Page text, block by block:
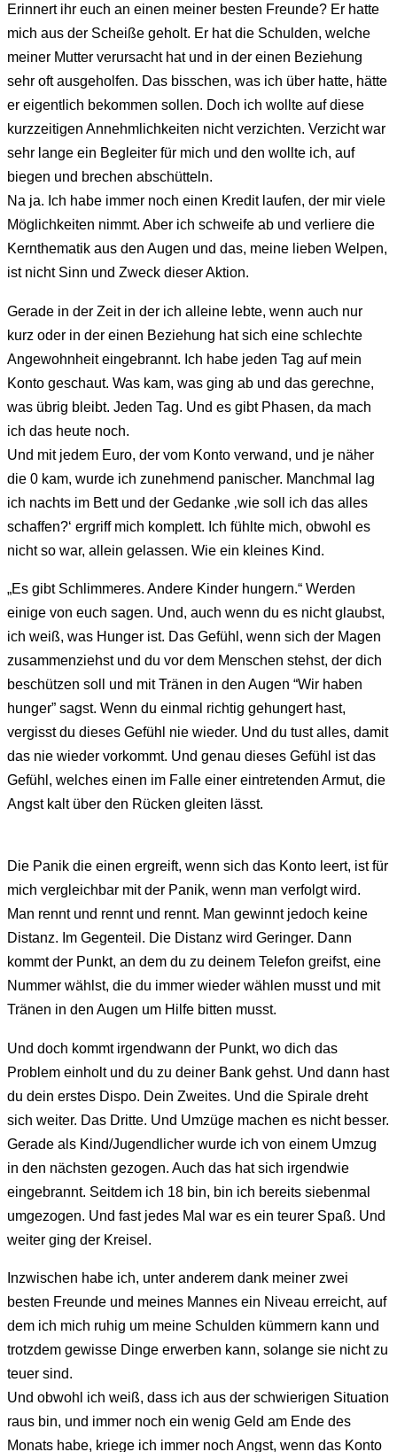
Erinnert ihr euch an einen meiner besten Freunde? Er hatte
mich aus der Scheiße geholt. Er hat die Schulden, welche
meiner Mutter verursacht hat und in der einen Beziehung
sehr oft ausgeholfen. Das bisschen, was ich über hatte, hätte
er eigentlich bekommen sollen. Doch ich wollte auf diese
kurzzeitigen Annehmlichkeiten nicht verzichten. Verzicht war
sehr lange ein Begleiter für mich und den wollte ich, auf
biegen und brechen abschütteln.
Na ja. Ich habe immer noch einen Kredit laufen, der mir viele
Möglichkeiten nimmt. Aber ich schweife ab und verliere die
Kernthematik aus den Augen und das, meine lieben Welpen,
ist nicht Sinn und Zweck dieser Aktion.
Gerade in der Zeit in der ich alleine lebte, wenn auch nur
kurz oder in der einen Beziehung hat sich eine schlechte
Angewohnheit eingebrannt. Ich habe jeden Tag auf mein
Konto geschaut. Was kam, was ging ab und das gerechne,
was übrig bleibt. Jeden Tag. Und es gibt Phasen, da mach
ich das heute noch.
Und mit jedem Euro, der vom Konto verwand, und je näher
die 0 kam, wurde ich zunehmend panischer. Manchmal lag
ich nachts im Bett und der Gedanke ‚wie soll ich das alles
schaffen?‘ ergriff mich komplett. Ich fühlte mich, obwohl es
nicht so war, allein gelassen. Wie ein kleines Kind.
„Es gibt Schlimmeres. Andere Kinder hungern.“ Werden
einige von euch sagen. Und, auch wenn du es nicht glaubst,
ich weiß, was Hunger ist. Das Gefühl, wenn sich der Magen
zusammenziehst und du vor dem Menschen stehst, der dich
beschützen soll und mit Tränen in den Augen “Wir haben
hunger” sagst. Wenn du einmal richtig gehungert hast,
vergisst du dieses Gefühl nie wieder. Und du tust alles, damit
das nie wieder vorkommt. Und genau dieses Gefühl ist das
Gefühl, welches einen im Falle einer eintretenden Armut, die
Angst kalt über den Rücken gleiten lässt.
Die Panik die einen ergreift, wenn sich das Konto leert, ist für
mich vergleichbar mit der Panik, wenn man verfolgt wird.
Man rennt und rennt und rennt. Man gewinnt jedoch keine
Distanz. Im Gegenteil. Die Distanz wird Geringer. Dann
kommt der Punkt, an dem du zu deinem Telefon greifst, eine
Nummer wählst, die du immer wieder wählen musst und mit
Tränen in den Augen um Hilfe bitten musst.
Und doch kommt irgendwann der Punkt, wo dich das
Problem einholt und du zu deiner Bank gehst. Und dann hast
du dein erstes Dispo. Dein Zweites. Und die Spirale dreht
sich weiter. Das Dritte. Und Umzüge machen es nicht besser.
Gerade als Kind/Jugendlicher wurde ich von einem Umzug
in den nächsten gezogen. Auch das hat sich irgendwie
eingebrannt. Seitdem ich 18 bin, bin ich bereits siebenmal
umgezogen. Und fast jedes Mal war es ein teurer Spaß. Und
weiter ging der Kreisel.
Inzwischen habe ich, unter anderem dank meiner zwei
besten Freunde und meines Mannes ein Niveau erreicht, auf
dem ich mich ruhig um meine Schulden kümmern kann und
trotzdem gewisse Dinge erwerben kann, solange sie nicht zu
teuer sind.
Und obwohl ich weiß, dass ich aus der schwierigen Situation
raus bin, und immer noch ein wenig Geld am Ende des
Monats habe, kriege ich immer noch Angst, wenn das Konto